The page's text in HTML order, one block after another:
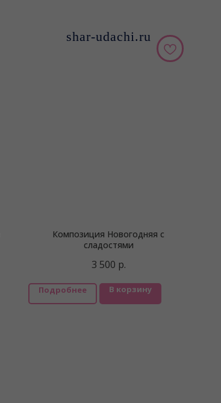
shar-udachi.ru
Композиция Новогодняя с
сладостями
3 500 р.
Подробнее В корзину